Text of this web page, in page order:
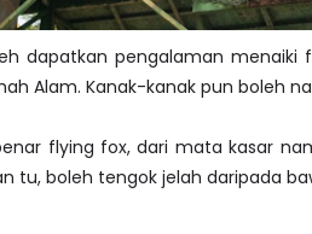
dapatkan pengalaman menaiki
Alam. Kanak-kanak pun boleh
flying fox, dari mata kasar
tu, boleh tengok jelah daripada